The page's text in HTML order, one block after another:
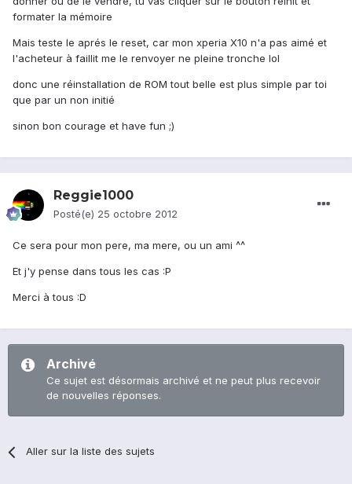
formater la mémoire
Mais teste le aprés le reset, car mon xperia X10 n'a pas aimé et
l'acheteur à faillit me le renvoyer ne pleine tronche lol
donc une réinstallation de ROM tout belle est plus simple par toi
que par un non initié
sinon bon courage et have fun ;)
Reggie1000
Posté(e) 25 octobre 2012
Ce sera pour mon pere, ma mere, ou un ami ^^
Et j'y pense dans tous les cas :P
Merci à tous :D
Archivé
Ce sujet est désormais archivé et ne peut plus recevoir
de nouvelles réponses.
Aller sur la liste des sujets